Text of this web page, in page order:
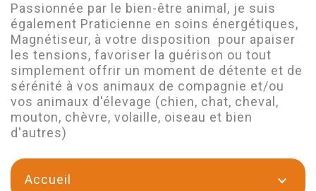
Passionnée par le bien-être animal, je suis
également Praticienne en soins énergétiques,
Magnétiseur, à votre disposition pour apaiser
les tensions, favoriser la guérison ou tout
simplement offrir un moment de détente et de
sérénité à vos animaux de compagnie et/ou
vos animaux d'élevage (chien, chat, cheval,
mouton, chèvre, volaille, oiseau et bien
d'autres)
Accueil 